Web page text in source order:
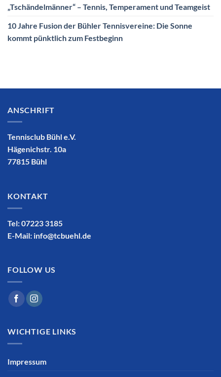
„Tschändelmänner“ – Tennis, Temperament und Teamgeist
10 Jahre Fusion der Bühler Tennisvereine: Die Sonne
kommt pünktlich zum Festbeginn
ANSCHRIFT
Tennisclub Bühl e.V.
Hägenichstr. 10a
77815 Bühl
KONTAKT
Tel: 07223 3185
E-Mail: info@tcbuehl.de
FOLLOW US
WICHTIGE LINKS
Impressum